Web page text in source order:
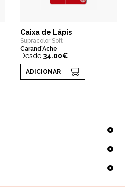
Caixa de Lápis
Supracolor Soft
Carand'Ache
Desde 34.00€
ADICIONAR